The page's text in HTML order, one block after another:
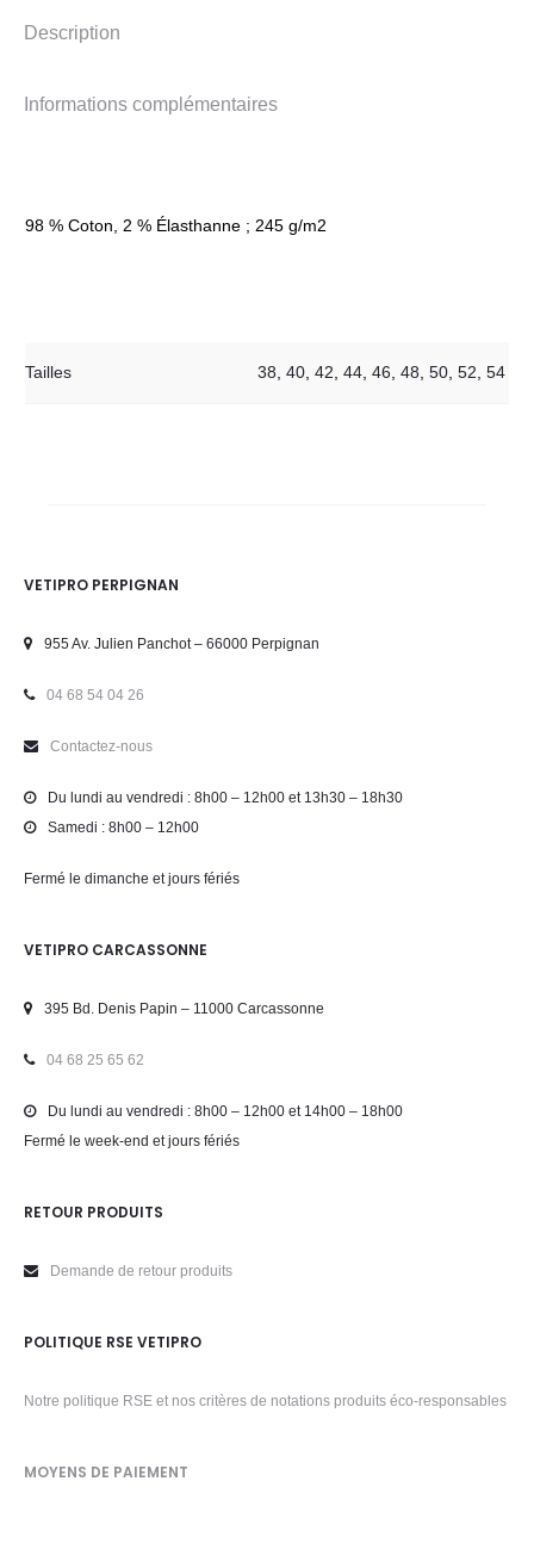
Description
Informations complémentaires
98 % Coton, 2 % Élasthanne ; 245 g/m2
Tailles 38, 40, 42, 44, 46, 48, 50, 52, 54
VETIPRO PERPIGNAN
955 Av. Julien Panchot – 66000 Perpignan
04 68 54 04 26
Contactez-nous
Du lundi au vendredi : 8h00 – 12h00 et 13h30 – 18h30
Samedi : 8h00 – 12h00
Fermé le dimanche et jours fériés
VETIPRO CARCASSONNE
395 Bd. Denis Papin – 11000 Carcassonne
04 68 25 65 62
Du lundi au vendredi : 8h00 – 12h00 et 14h00 – 18h00
Fermé le week-end et jours fériés
RETOUR PRODUITS
Demande de retour produits
POLITIQUE RSE VETIPRO
Notre politique RSE et nos critères de notations produits éco-responsables
MOYENS DE PAIEMENT